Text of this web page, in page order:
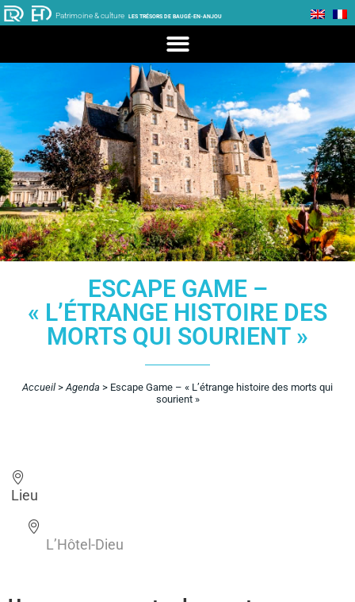
Patrimoine & culture LES TRÉSORS DE BAUGÉ-EN-ANJOU
ESCAPE GAME –
« L’ÉTRANGE HISTOIRE DES
MORTS QUI SOURIENT »
Accueil > Agenda > Escape Game – « L’étrange histoire des morts qui
sourient »
Lieu
L’Hôtel-Dieu